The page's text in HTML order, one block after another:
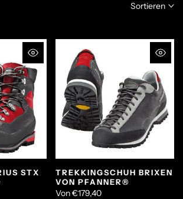
Sortieren
STX
TREKKINGSCHUH BRIXEN
VON PFANNER®
Von€179,40